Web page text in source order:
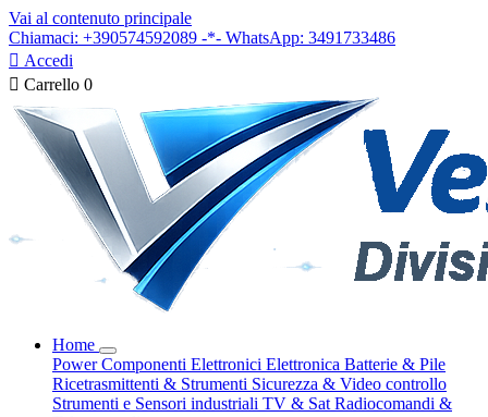
Vai al contenuto principale
Chiamaci: +390574592089 -*- WhatsApp: 3491733486
 Accedi
 Carrello 0
Home
PowerComponenti Elettronici Elettronica Batterie & Pile
Ricetrasmittenti & Strumenti Sicurezza & Video controllo
Strumenti e Sensori industriali TV & Sat Radiocomandi &